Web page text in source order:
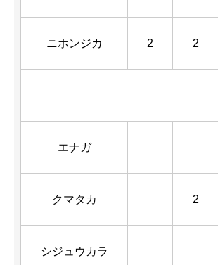
ニホンジカ 2 2
エナガ
クマタカ 2
シジュウカラ